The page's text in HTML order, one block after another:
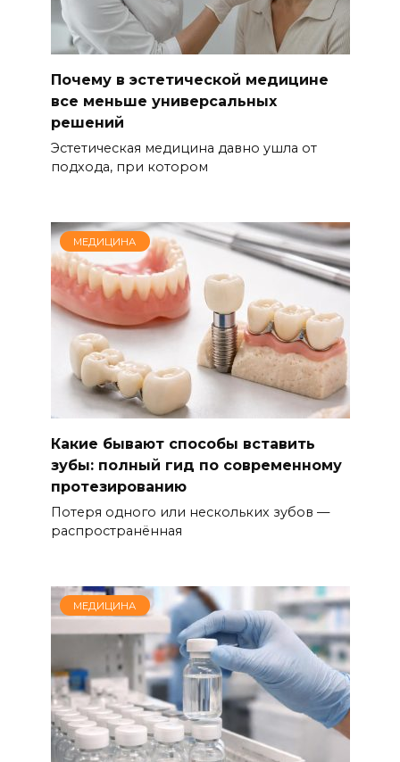
Почему в эстетической медицине
все меньше универсальных
решений
Эстетическая медицина давно ушла от
подхода, при котором
МЕДИЦИНА
Какие бывают способы вставить
зубы: полный гид по современному
протезированию
Потеря одного или нескольких зубов —
распространённая
МЕДИЦИНА